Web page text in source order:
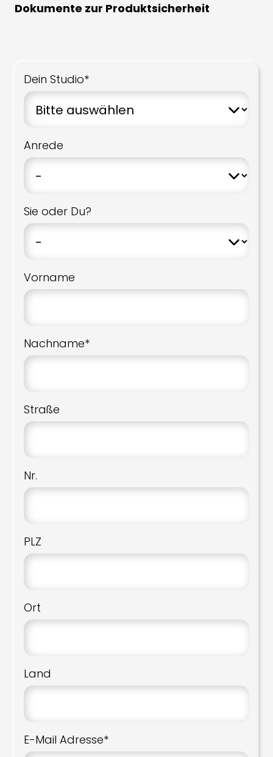
Dokumente zur Produktsicherheit
Dein Studio*
Anrede
Sie oder Du?
Vorname
Nachname*
Straße
Nr.
PLZ
Ort
Land
E-Mail Adresse*